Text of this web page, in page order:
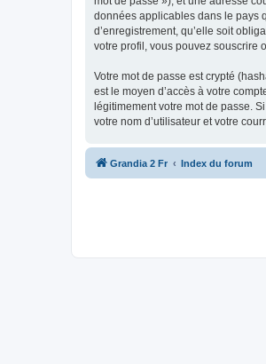
données applicables dans le pays
d’enregistrement, qu’elle soit
votre profil, vous pouvez souscrire
Votre mot de passe est crypté
est le moyen d’accès à votre
légitimement votre mot de passe.
votre nom d’utilisateur et votre
Grandia 2 Fr Index du forum